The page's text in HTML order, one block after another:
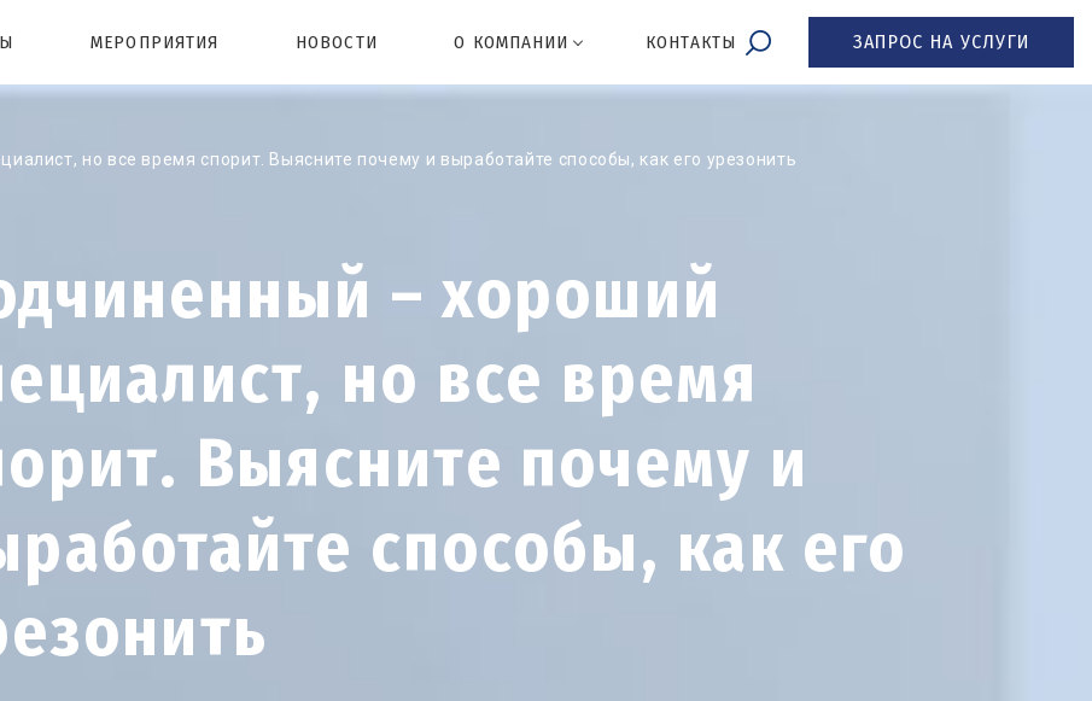
МЕРОПРИЯТИЯ НОВОСТИ О КОМПАНИИ КОНТАКТЫ ЗАПРОС НА УСЛУГИ
но все время спорит. Выясните почему и выработайте способы, как его урезонить
– хороший
но все время
Выясните почему и
способы, как его